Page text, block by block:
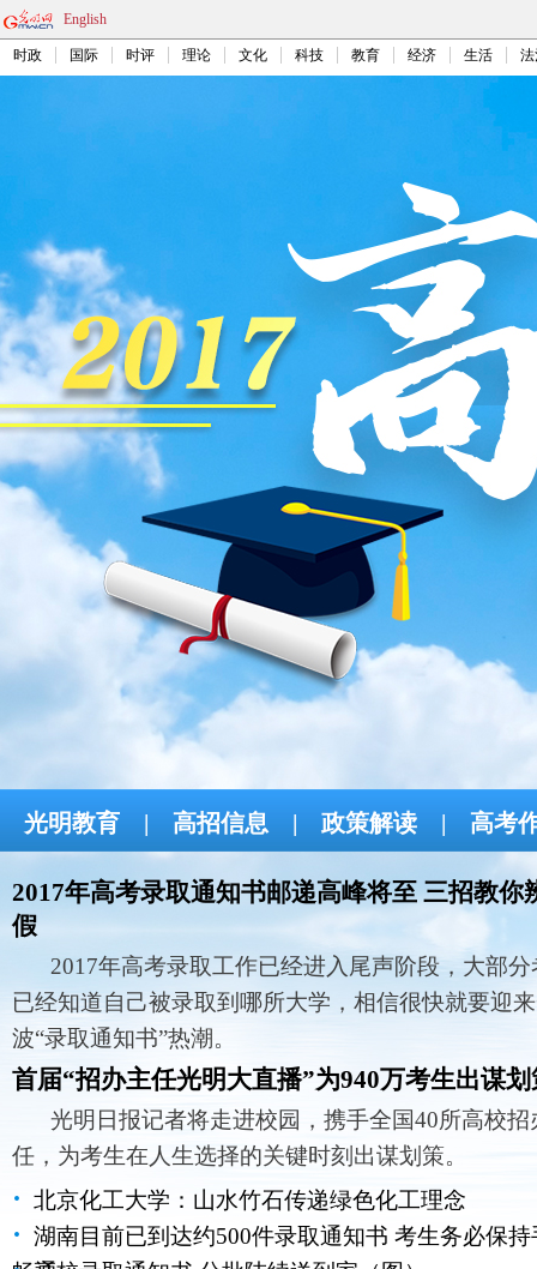
English
时政 国际 时评 理论 文化 科技 教育 经济 生活
光明教育 | 高招信息 | 政策解读 | 高考
2017年高考录取通知书邮递高峰将至 三招教你
假
2017年高考录取工作已经进入尾声阶段，大部分
已经知道自己被录取到哪所大学，相信很快就要迎
波“录取通知书”热潮。
首届“招办主任光明大直播”为940万考生出谋划
光明日报记者将走进校园，携手全国40所高校招
任，为考生在人生选择的关键时刻出谋划策。
· 北京化工大学：山水竹石传递绿色化工理念
· 湖南目前已到达约500件录取通知书 考生务必保持
2017年高考首场科目考试结束